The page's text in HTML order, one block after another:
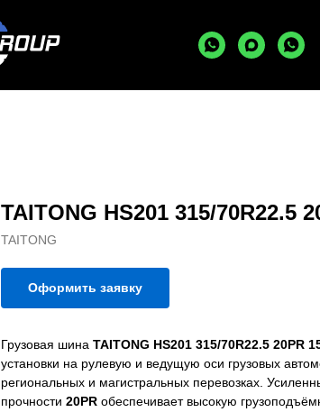
TAITONG HS201 315/70R22.5
TAITONG
Оформить заявку
Грузовая шина TAITONG HS201 315/70R22.5 20PR
установки на рулевую и ведущую оси грузовых
региональных и магистральных перевозках.
прочности 20PR обеспечивает высокую